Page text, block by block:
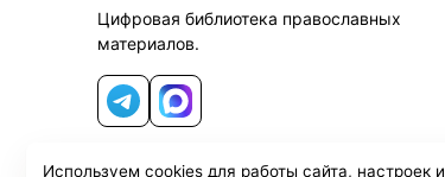
Цифровая библиотека православных
материалов.
Telegram
MAX
Используем cookies для работы сайта, настроек и